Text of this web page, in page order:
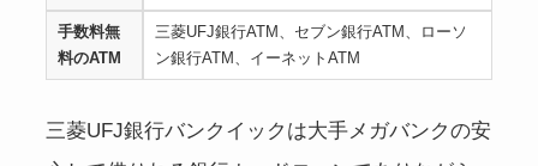
手数料無
料のATM
三菱UFJ銀行ATM、セブン銀行ATM、ローソ
ン銀行ATM、イーネットATM
三菱UFJ銀行バンクイックは大手メガバンクの安